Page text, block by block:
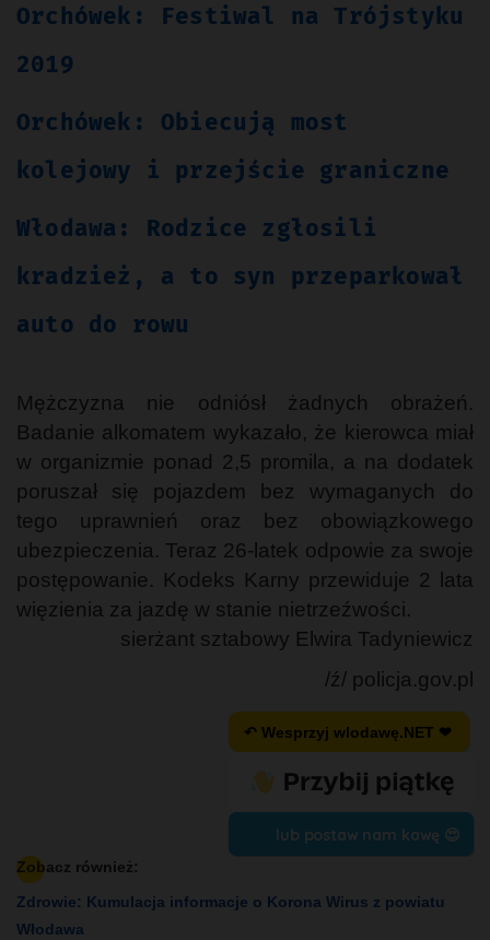
Orchówek: Festiwal na Trójstyku
2019
Orchówek: Obiecują most
kolejowy i przejście graniczne
Włodawa: Rodzice zgłosili
kradzież, a to syn przeparkował
auto do rowu
Mężczyzna nie odniósł żadnych obrażeń.
Badanie alkomatem wykazało, że kierowca miał
w organizmie ponad 2,5 promila, a na dodatek
poruszał się pojazdem bez wymaganych do
tego uprawnień oraz bez obowiązkowego
ubezpieczenia. Teraz 26-latek odpowie za swoje
postępowanie. Kodeks Karny przewiduje 2 lata
więzienia za jazdę w stanie nietrzeźwości.
sierżant sztabowy Elwira Tadyniewicz
/ź/ policja.gov.pl
↶ Wesprzyj wlodawę.NET ❤
lub postaw nam kawę 😍
Zobacz również:
Zdrowie: Kumulacja informacje o Korona Wirus z powiatu
Włodawa